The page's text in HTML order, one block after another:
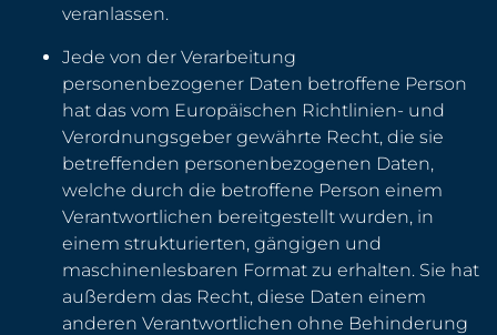
veranlassen.
Jede von der Verarbeitung
personenbezogener Daten betroffene Person
hat das vom Europäischen Richtlinien- und
Verordnungsgeber gewährte Recht, die sie
betreffenden personenbezogenen Daten,
welche durch die betroffene Person einem
Verantwortlichen bereitgestellt wurden, in
einem strukturierten, gängigen und
maschinenlesbaren Format zu erhalten. Sie hat
außerdem das Recht, diese Daten einem
anderen Verantwortlichen ohne Behinderung